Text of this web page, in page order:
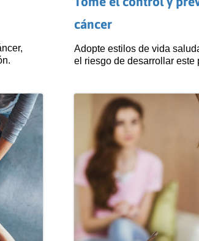
cáncer
Adopte estilos de vida
el riesgo de desarrollar este